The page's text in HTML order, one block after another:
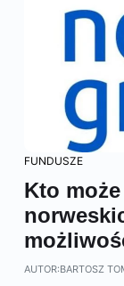
FUNDUSZE
Kto
AUTOR:BARTOSZ